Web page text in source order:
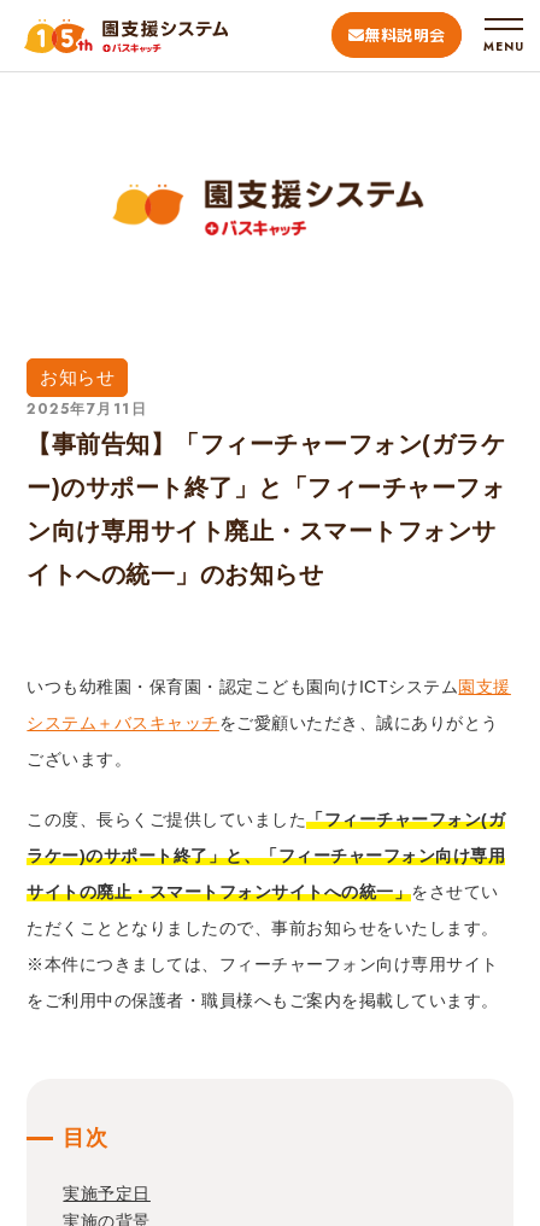
無料説明会
MENU
お知らせ
2025年7月11日
【事前告知】「フィーチャーフォン(ガラケ
ー)のサポート終了」と「フィーチャーフォ
ン向け専用サイト廃止・スマートフォンサ
イトへの統一」のお知らせ
いつも幼稚園・保育園・認定こども園向けICTシステム園支援
システム＋バスキャッチをご愛顧いただき、誠にありがとう
ございます。
この度、長らくご提供していました「フィーチャーフォン(ガ
ラケー)のサポート終了」と、「フィーチャーフォン向け専用
サイトの廃止・スマートフォンサイトへの統一」をさせてい
ただくこととなりましたので、事前お知らせをいたします。
※本件につきましては、フィーチャーフォン向け専用サイト
をご利用中の保護者・職員様へもご案内を掲載しています。
目次
実施予定日
実施の背景